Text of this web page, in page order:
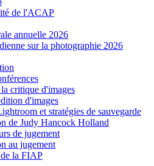
de l'ACAP
annuelle 2026
sur la photographie 2026
la critique d'images
d'images
et stratégies de sauvegarde
de Judy Hancock Holland
de jugement
au jugement
la FIAP